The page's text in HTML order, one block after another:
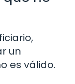
un
es válido.